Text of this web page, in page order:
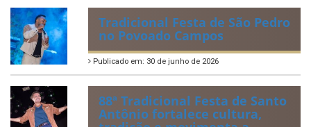
Tradicional Festa de São Pedro
no Povoado Campos
Publicado em: 30 de junho de 2026
88ª Tradicional Festa de Santo
Antônio fortalece cultura,